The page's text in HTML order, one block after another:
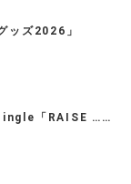
ッズ2026」
「RAISE ……